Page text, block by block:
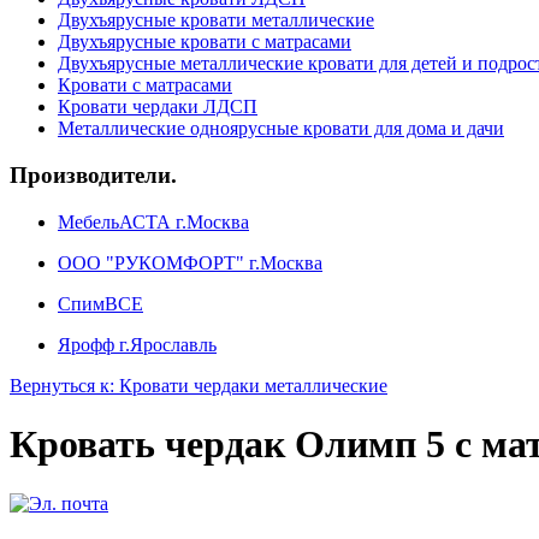
Двухъярусные кровати металлические
Двухъярусные кровати с матрасами
Двухъярусные металлические кровати для детей и
Кровати с матрасами
Кровати чердаки ЛДСП
Металлические одноярусные кровати для дома и дачи
Производители.
МебельАСТА г.Москва
ООО "РУКОМФОРТ" г.Москва
СпимВСЕ
Ярофф г.Ярославль
Вернуться к: Кровати чердаки металлические
Кровать чердак Олимп 5 с